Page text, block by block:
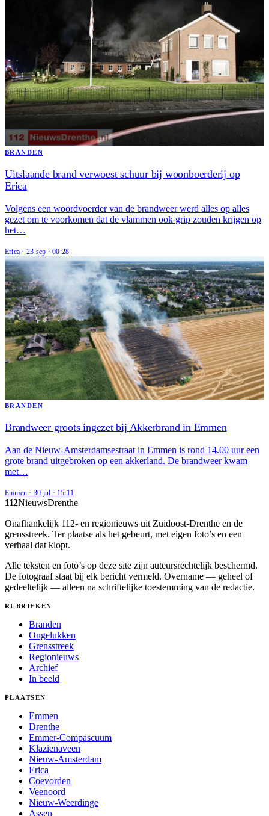
BRANDEN
Uitslaande brand verwoest schuur bij woonboerderij op
Erica
Volgens een woordvoerder van de brandweer werd alles op alles
gezet om te voorkomen dat de vlammen ook grip zouden krijgen op
het…
Erica · 23 sep · 00:28
BRANDEN
Brandweer groots ingezet bij Akkerbrand in Emmen
Aan de Nieuw-Amsterdamsestraat in Emmen is rond 14.00 uur een
grote brand uitgebroken op een akkerland. De brandweer kwam
met…
Emmen · 30 jul · 15:11
112NieuwsDrenthe
Onafhankelijk 112- en regionieuws uit Zuidoost-Drenthe en de
grensstreek. Ter plaatse als het gebeurt, met eigen foto’s en een
verhaal dat klopt.
Alle teksten en foto’s op deze site zijn auteursrechtelijk beschermd.
De fotograaf staat bij elk bericht vermeld. Overname — geheel of
gedeeltelijk — alleen na schriftelijke toestemming van de redactie.
RUBRIEKEN
Branden
Ongelukken
Grensstreek
Regionieuws
Archief
In beeld
PLAATSEN
Emmen
Drenthe
Emmer-Compascuum
Klazienaveen
Nieuw-Amsterdam
Erica
Coevorden
Veenoord
Nieuw-Weerdinge
Assen